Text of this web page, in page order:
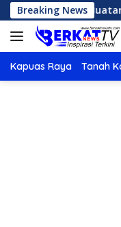
Langsung
ke
konten
Breaking News
Buatan Tidak
Kapuas Raya Tanah